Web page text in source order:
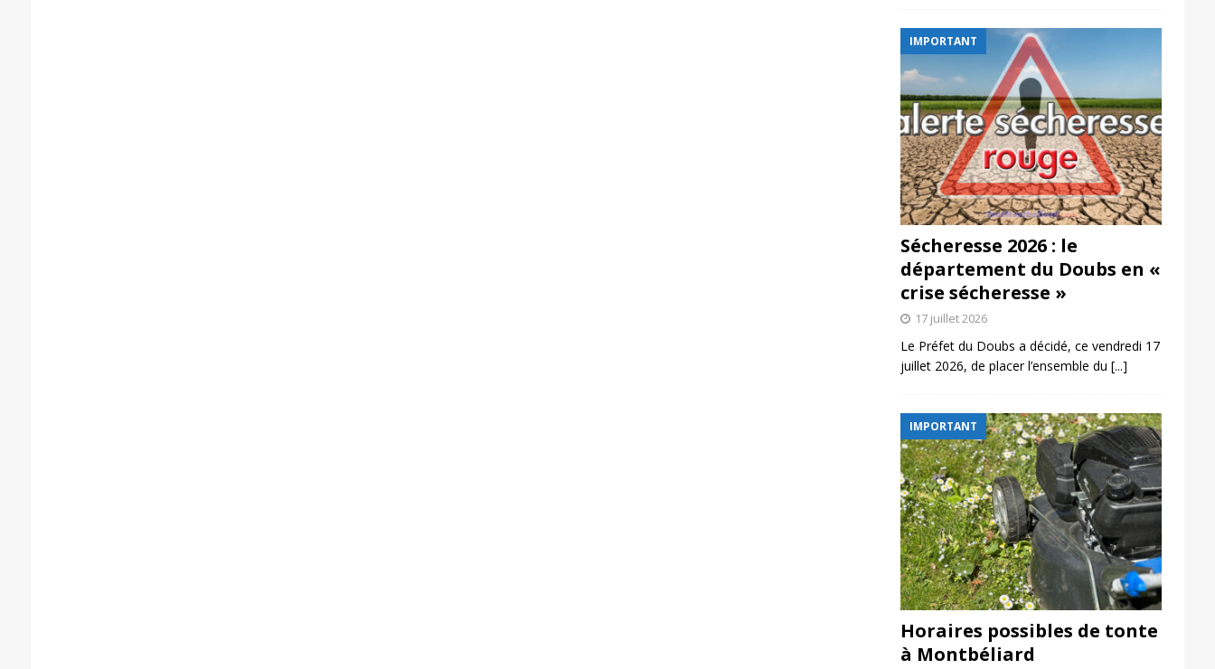
IMPORTANT
Sécheresse 2026 : le
département du Doubs en «
crise sécheresse »
17 juillet 2026
Le Préfet du Doubs a décidé, ce vendredi 17
juillet 2026, de placer l’ensemble du [...]
IMPORTANT
Horaires possibles de tonte
à Montbéliard